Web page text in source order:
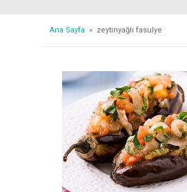
Ana Sayfa » zeytinyağlı fasulye